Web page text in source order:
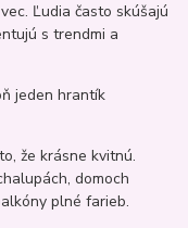
Ľudia často skúšajú
s trendmi a
jeden hrantík
že krásne kvitnú.
domoch
plné farieb.